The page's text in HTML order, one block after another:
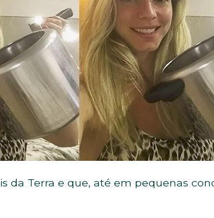
da Terra e que, até em pequenas